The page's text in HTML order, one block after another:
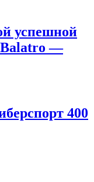
успешной
Balatro —
400